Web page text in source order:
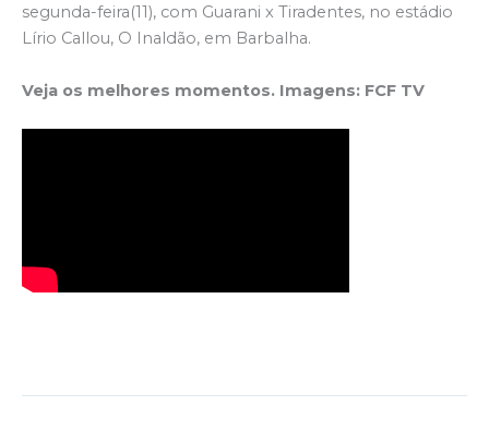
segunda-feira(11), com Guarani x Tiradentes, no estádio
Lírio Callou, O Inaldão, em Barbalha.
Veja os melhores momentos. Imagens: FCF TV